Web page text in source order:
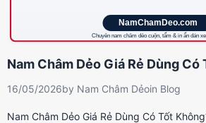
Nam Châm Dẻo Giá Rẻ Dùng Có
16/05/2026by Nam Châm Dẻoin Blog
Nam Châm Dẻo Giá Rẻ Dùng Có Tốt